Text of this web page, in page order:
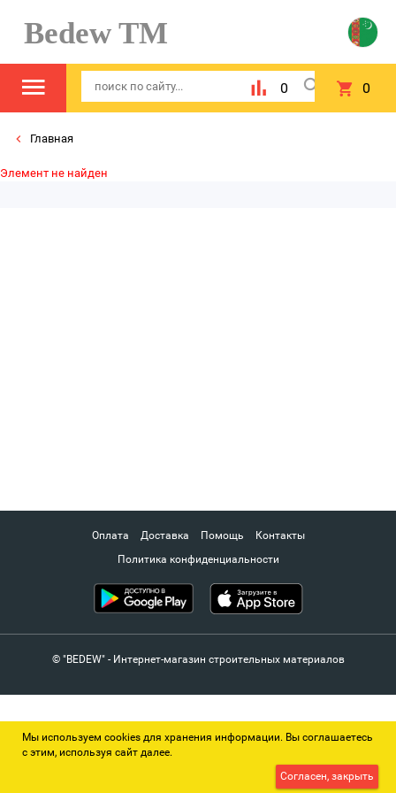
Bedew TM
0 0
Главная
Элемент не найден
Оплата Доставка Помощь
Контакты
Политика конфиденциальности
© "BEDEW" - Интернет-магазин строительных материалов
Мы используем cookies для хранения информации. Вы соглашаетесь
с этим, используя сайт далее.
Согласен, закрыть